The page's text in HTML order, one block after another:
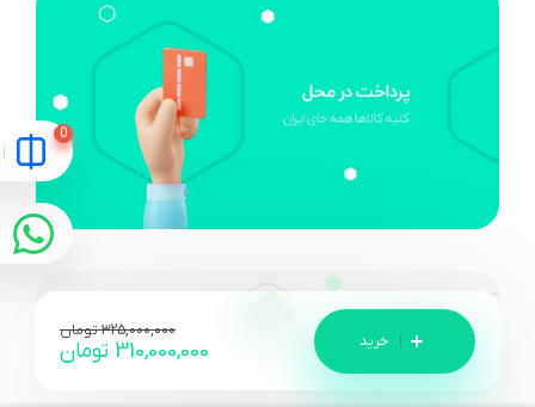
325,000,000تومان
310,000,000 تومان